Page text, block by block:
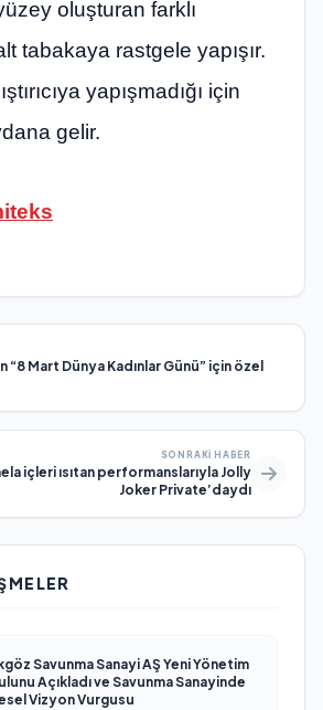
oluşturan farklı
tabakaya rastgele yapışır.
yapışmadığı için
gelir.
“8 Mart Dünya Kadınlar Günü” için özel
SONRAKI HABER
içleri ısıtan performanslarıyla Jolly
Joker Private’daydı
Savunma Sanayi AŞ Yeni Yönetim
Açıkladı ve Savunma Sanayinde
Vizyon Vurgusu